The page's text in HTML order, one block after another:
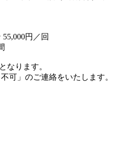
円／回
なります。
可」のご連絡をいたします。